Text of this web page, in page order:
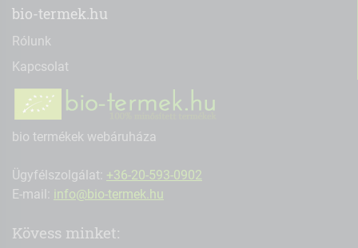
bio-termek.hu
Rólunk
Kapcsolat
bio termékek webáruháza
Ügyfélszolgálat: +36-20-593-0902
E-mail: info@bio-termek.hu
Kövess minket: